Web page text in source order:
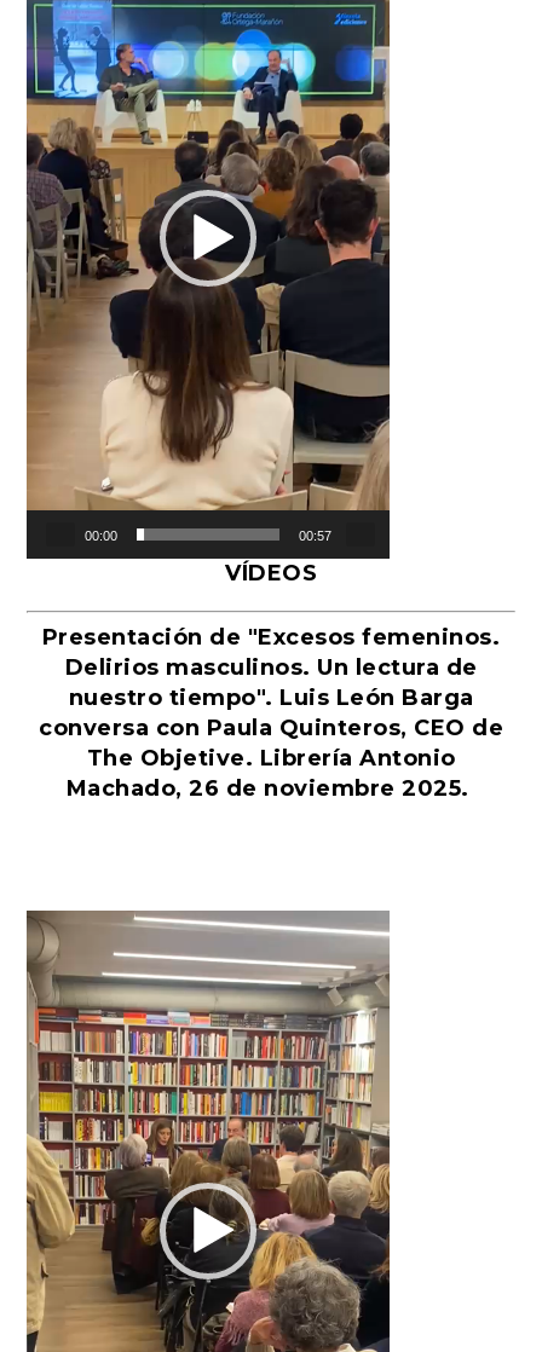
00:00 00:57
VÍDEOS
Presentación de "Excesos femeninos.
Delirios masculinos. Un lectura de
nuestro tiempo". Luis León Barga
conversa con Paula Quinteros, CEO de
The Objetive. Librería Antonio
Machado, 26 de noviembre 2025.
Reproductor
de
vídeo